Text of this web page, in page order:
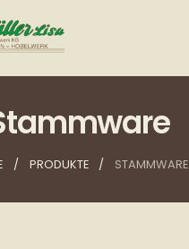
PRODUKTE STAMMWARE